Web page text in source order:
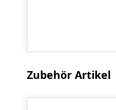
Produktgalerie
Zubehör Artikel